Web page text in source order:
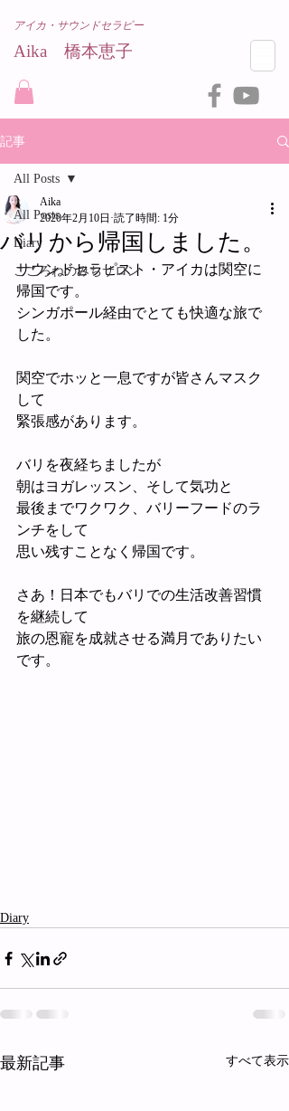
Aika 橋本恵子​
アイカ・サウンドセラピー
記事
All Posts
Diary
こころねのみちサロン
All Posts
バリから帰国しました。
Aika
2020年2月10日 読了時間: 1分
サウンドセラピスト・アイカは関空に
帰国です。
シンガポール経由でとても快適な旅で
した。
関空でホッと一息ですが皆さんマスク
して
緊張感があります。
バリを夜経ちましたが
朝はヨガレッスン、そして気功と
最後までワクワク、バリーフードのラ
ンチをして
思い残すことなく帰国です。
さあ！日本でもバリでの生活改善習慣
を継続して
旅の恩寵を成就させる満月でありたい
です。
Diary
最新記事 すべて表示